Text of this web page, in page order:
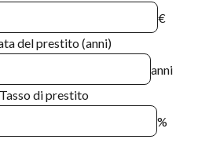
€
del prestito (anni)
anni
Tasso di prestito
%